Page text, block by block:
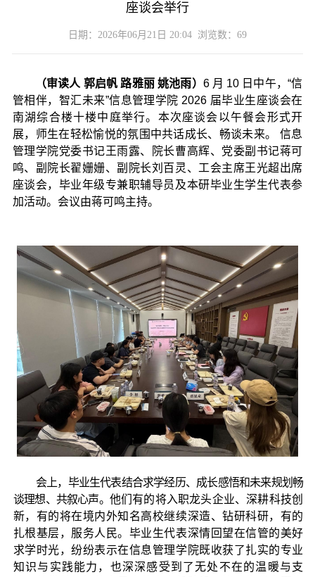
座谈会举行
日期：2026年06月21日 20:04 浏览数： 69
（审读人 郭启帆 路雅丽 姚池雨） 6 月 10 日中午，“信
管相伴，智汇未来”信息管理学院 2026 届毕业生座谈会在
南湖综合楼十楼中庭举行。本次座谈会以午餐会形式开
展，师生在轻松愉悦的氛围中共话成长、畅谈未来。 信息
管理学院党委书记王雨露、院长曹高辉、党委副书记蒋可
鸣、副院长翟姗姗、副院长刘百灵、工会主席王光超出席
座谈会，毕业年级专兼职辅导员及本研毕业生学生代表参
加活动。会议由蒋可鸣主持。
会上，毕业生代表结合求学经历、成长感悟和未来规划畅
谈理想、共叙心声。 他们有的将入职龙头企业、深耕科技创
新，有的将在境内外知名高校继续深造、钻研科研，有的
扎根基层，服务人民。毕业生代表深情回望在信管的美好
求学时光，纷纷表示在信息管理学院既收获了扎实的专业
知识与实践能力，也深深感受到了无处不在的温暖与支